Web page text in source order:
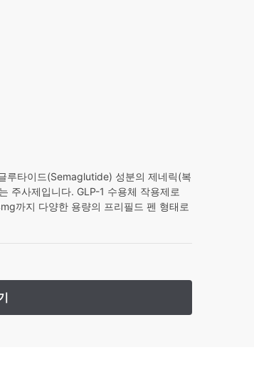
루타이드(Semaglutide) 성분의 제네릭(복
주사제입니다. GLP-1 수용체 작용제로
까지 다양한 용량의 프리필드 펜 형태로